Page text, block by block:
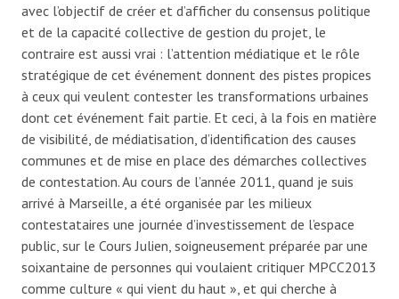
avec l’objectif de créer et d’afficher du consensus politique
et de la capacité collective de gestion du projet, le
contraire est aussi vrai : l’attention médiatique et le rôle
stratégique de cet événement donnent des pistes propices
à ceux qui veulent contester les transformations urbaines
dont cet événement fait partie. Et ceci, à la fois en matière
de visibilité, de médiatisation, d’identification des causes
communes et de mise en place des démarches collectives
de contestation. Au cours de l’année 2011, quand je suis
arrivé à Marseille, a été organisée par les milieux
contestataires une journée d’investissement de l’espace
public, sur le Cours Julien, soigneusement préparée par une
soixantaine de personnes qui voulaient critiquer MPCC2013
comme culture « qui vient du haut », et qui cherche à